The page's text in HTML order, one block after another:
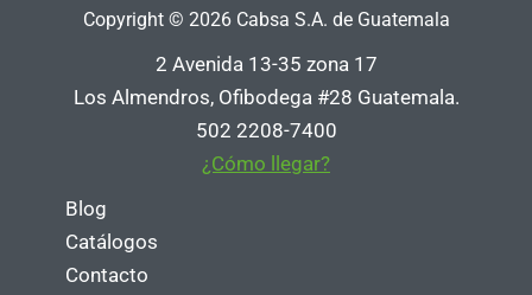
Copyright © 2026 Cabsa S.A. de Guatemala
2 Avenida 13-35 zona 17
Los Almendros, Ofibodega #28 Guatemala.
502 2208-7400
¿Cómo llegar?
Blog
Catálogos
Contacto